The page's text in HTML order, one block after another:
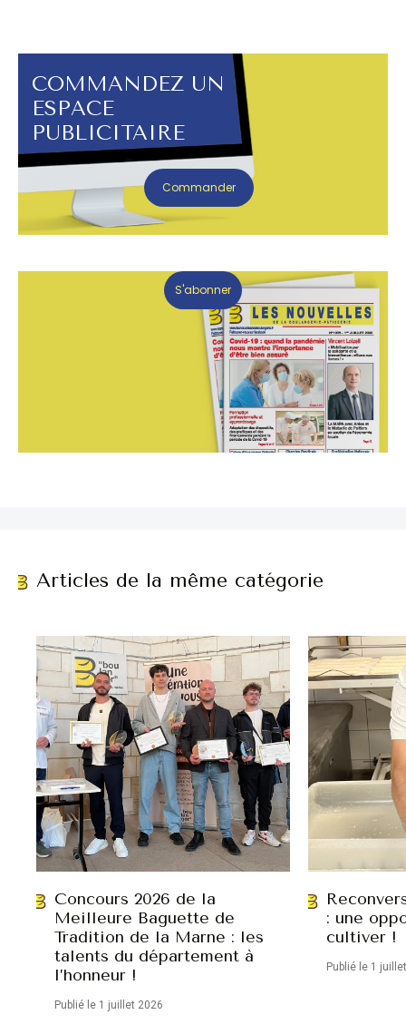
COMMANDEZ UN
ESPACE
PUBLICITAIRE
Commander
S'abonner
Articles de la même catégorie
Concours 2026 de la
Meilleure Baguette de
Tradition de la Marne : les
talents du département à
l’honneur !
Publié le 1 juillet 2026
: une
cultiver !
Publié le 1